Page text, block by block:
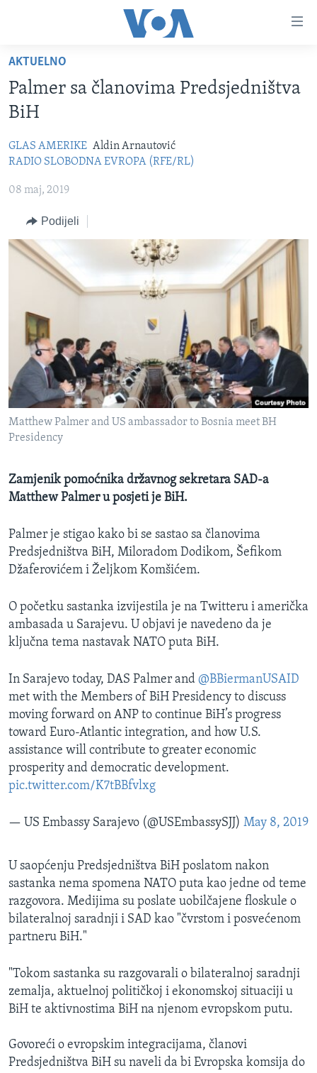
glavni
sadržaj
Pređi
na
glavnu
navigaciju
na
TV PROGRAM
VIJESTI
KORUPCIJA
SLOBODA MEDIJA
ŽENSKA STRANA
MAGAZIN
O GLASU AMERIKE
Learning English
PRATITE NAS
Jezici
AKTUELNO
Palmer sa članovima Predsjedništva
BiH
GLAS AMERIKE Aldin Arnautović
RADIO SLOBODNA EVROPA (RFE/RL)
08 maj, 2019
Podijeli
Matthew Palmer and US ambassador to Bosnia meet BH
Presidency
Zamjenik pomoćnika državnog sekretara SAD-a
Matthew Palmer u posjeti je BiH.
Palmer je stigao kako bi se sastao sa članovima
Predsjedništva BiH, Miloradom Dodikom, Šefikom
Džaferovićem i Željkom Komšićem.
O početku sastanka izvijestila je na Twitteru i američka
ambasada u Sarajevu. U objavi je navedeno da je
ključna tema nastavak NATO puta BiH.
In Sarajevo today, DAS Palmer and @BBiermanUSAID
met with the Members of BiH Presidency to discuss
moving forward on ANP to continue BiH’s progress
toward Euro-Atlantic integration, and how U.S.
assistance will contribute to greater economic
prosperity and democratic development.
pic.twitter.com/K7tBBfvlxg
— US Embassy Sarajevo (@USEmbassySJJ) May 8, 2019
U saopćenju Predsjedništva BiH poslatom nakon
sastanka nema spomena NATO puta kao jedne od teme
razgovora. Medijima su poslate uobilčajene floskule o
bilateralnoj saradnji i SAD kao "čvrstom i posvećenom
partneru BiH."
"Tokom sastanka su razgovarali o bilateralnoj saradnji
zemalja, aktuelnoj političkoj i ekonomskoj situaciji u
BiH te aktivnostima BiH na njenom evropskom putu.
Govoreći o evropskim integracijama, članovi
Predsjedništva BiH su naveli da bi Evropska komsija do